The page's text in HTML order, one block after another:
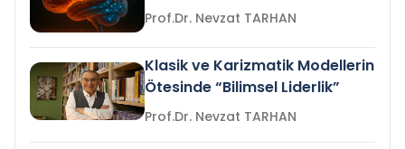
Prof.Dr. Nevzat TARHAN
Klasik ve Karizmatik Modellerin
Ötesinde “Bilimsel Liderlik”
Prof.Dr. Nevzat TARHAN